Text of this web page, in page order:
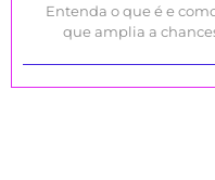
Entenda o que é e
que amplia a